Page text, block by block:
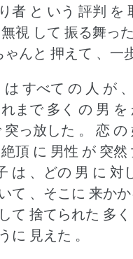
者 と いう 評判
視 して 振る舞っ
ゃんと 押えて 、一
すべて の 人 が
まで 多く の 男
っ放した 。
恋 の
頂 に 男性 が 突
は 、どの 男 に
て 、そこに 来か
て 捨てられた 多
に 見えた 。